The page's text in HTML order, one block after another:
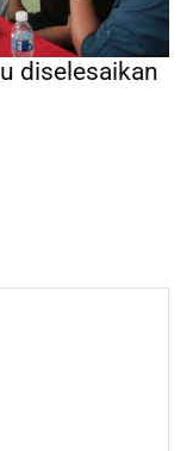
diselesaikan